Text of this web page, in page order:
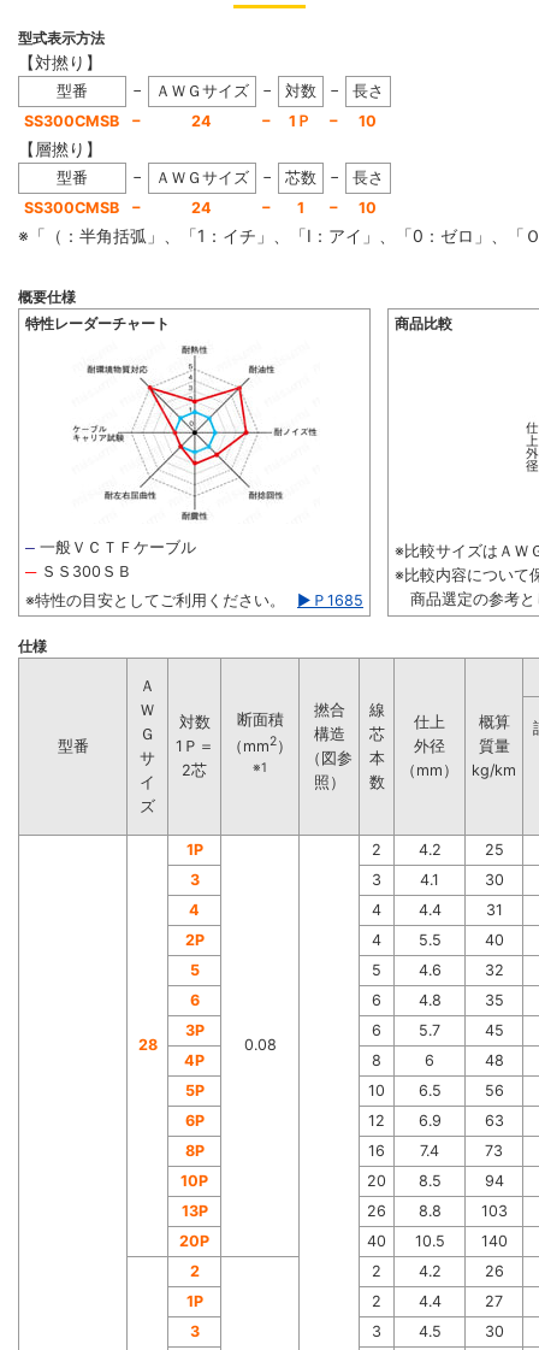
型式表示方法
【対撚り】
型番 − ＡＷＧサイズ − 対数 −
長さ
SS300CMSB
− 24 − 1Ｐ − 10
【層撚り】
型番 − ＡＷＧサイズ − 芯数 −
長さ
SS300CMSB
− 24 − 1 − 10
※「（：半角括弧」、「1：イチ」、「I：アイ」、「0：ゼロ」、「
概要仕様
特性レーダーチャート
商品比較
─ 一般ＶＣＴＦケーブル
─ＳＳ300ＳＢ
※比較サイズはＡＷ
※比較内容について
商品選定の参考と
※特性の目安としてご利用ください。 ▶Ｐ1685
仕様
型番
Ａ
Ｗ
Ｇ
サ
イ
ズ
対数
1Ｐ＝
2芯
断面積
（mm2）
※1
撚合
構造
（図参
照）
線
芯
本
数
仕上
外径
（mm）
概算
質量
kg/km
28
1P
0.08
2 4.2
25
3
3 4.1
30
4
4 4.4
31
2P
4 5.5
40
5
5 4.6
32
6
6 4.8
35
3P
6 5.7
45
4P
8 6
48
5P
10 6.5
56
6P
12 6.9
63
8P
16 7.4
73
10P
20 8.5
94
13P
26 8.8
103
20P
40 10.5 140
2 2 4.2
26
1P
2 4.4
27
3
3 4.5
30